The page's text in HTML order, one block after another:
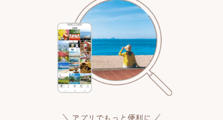
アプリでもっと便利に